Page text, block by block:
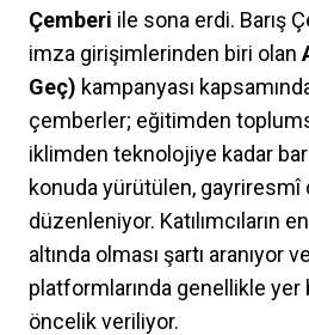
Çemberi ile sona erdi. Barış
imza girişimlerinden biri olan
Geç) kampanyası
çemberler; eğitimden
iklimden teknolojiye kadar
konuda yürütülen, gayriresmî
düzenleniyor. Katılımcıların
altında olması şartı aranıyor
platformlarında genellikle
öncelik veriliyor.